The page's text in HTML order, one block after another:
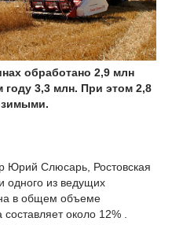
обработано 2,9 млн
году 3,3 млн. При этом 2,8
Юрий Слюсарь, Ростовская
одного из ведущих
в общем объеме
около 12% .